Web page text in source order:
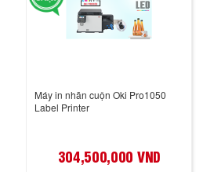
Máy in nhãn cuộn Oki Pro1050
Label Printer
304,500,000 VND